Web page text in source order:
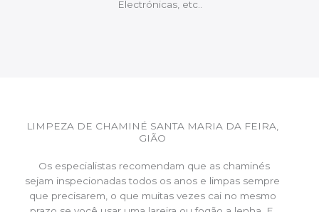
Electrónicas, etc..
LIMPEZA DE CHAMINÉ SANTA MARIA DA FEIRA,
GIÃO
Os especialistas recomendam que as chaminés
sejam inspecionadas todos os anos e limpas sempre
que precisarem, o que muitas vezes cai no mesmo